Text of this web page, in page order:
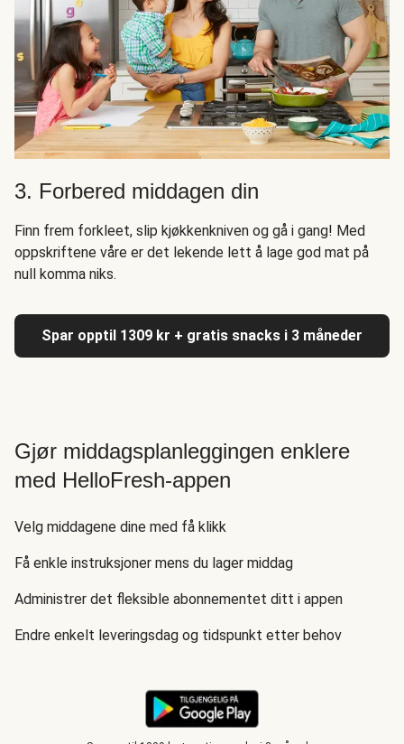
3. Forbered middagen din
Finn frem forkleet, slip kjøkkenkniven og gå i gang! Med
oppskriftene våre er det lekende lett å lage god mat på
null komma niks.
Spar opptil 1309 kr + gratis snacks i 3 måneder
Gjør middagsplanleggingen enklere
med HelloFresh-appen
Velg middagene dine med få klikk
Få enkle instruksjoner mens du lager middag
Administrer det fleksible abonnementet ditt i appen
Endre enkelt leveringsdag og tidspunkt etter behov